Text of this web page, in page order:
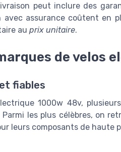
peut inclure des
assurance coûtent en
au prix unitaire.
de velos
fiables
1000w 48v,
les plus célèbres, on
leurs composants de haute